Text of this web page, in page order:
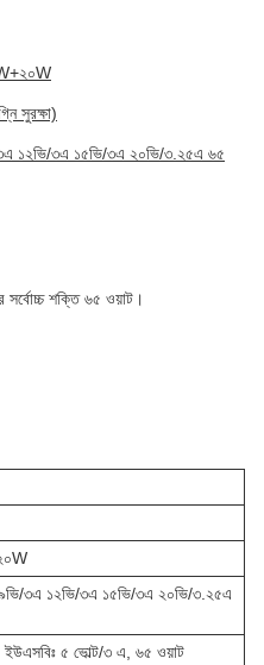
সুরক্ষা)
১২ভি/৩এ ১৫ভি/৩এ ২০ভি/৩.২৫এ ৬৫
সর্বোচ্চ শক্তি ৬৫ ওয়াট।
৩এ ১২ভি/৩এ ১৫ভি/৩এ ২০ভি/৩.২৫এ
৫ ভোল্ট/৩ এ, ৬৫ ওয়াট